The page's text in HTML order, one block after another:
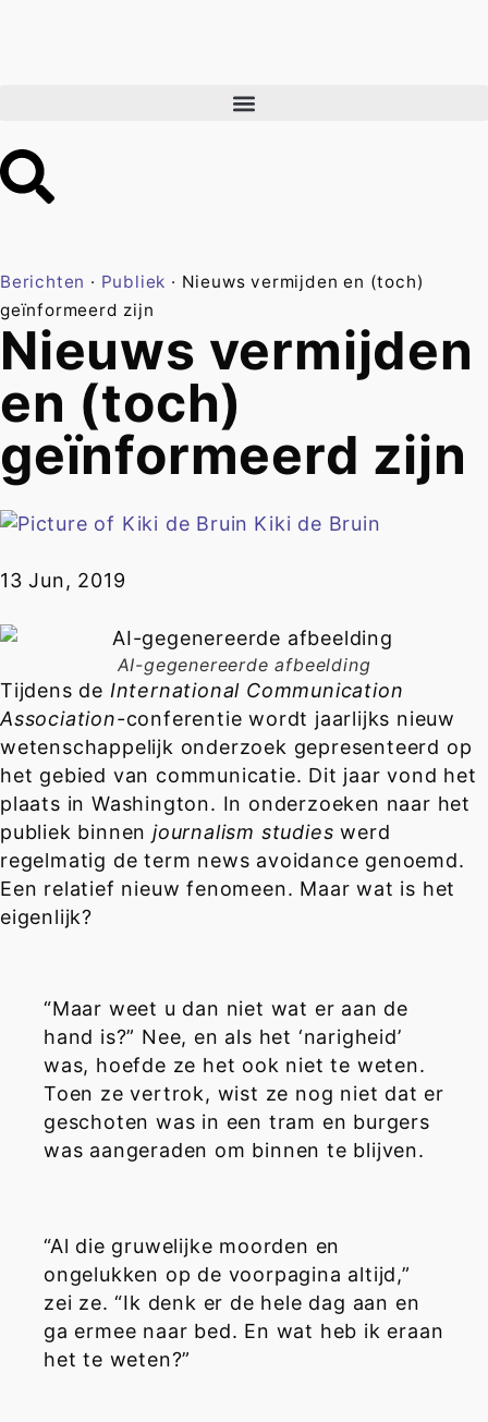
Berichten · Publiek · Nieuws vermijden en (toch)
geïnformeerd zijn
Nieuws vermijden
en (toch)
geïnformeerd zijn
Kiki de Bruin
13 Jun, 2019
AI-gegenereerde afbeelding
Tijdens de International Communication
Association-conferentie wordt jaarlijks nieuw
wetenschappelijk onderzoek gepresenteerd op
het gebied van communicatie. Dit jaar vond het
plaats in Washington. In onderzoeken naar het
publiek binnenjournalism studies werd
regelmatig de term news avoidance genoemd.
Een relatief nieuw fenomeen. Maar wat is het
eigenlijk?
“Maar weet u dan niet wat er aan de
hand is?” Nee, en als het ‘narigheid’
was, hoefde ze het ook niet te weten.
Toen ze vertrok, wist ze nog niet dat er
geschoten was in een tram en burgers
was aangeraden om binnen te blijven.
“Al die gruwelijke moorden en
ongelukken op de voorpagina altijd,”
zei ze. “Ik denk er de hele dag aan en
ga ermee naar bed. En wat heb ik eraan
het te weten?”